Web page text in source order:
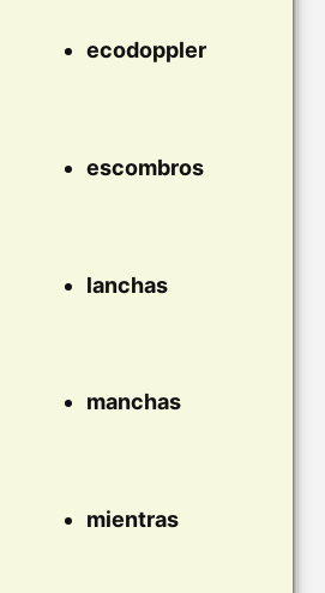
ecodoppler
escombros
lanchas
manchas
mientras